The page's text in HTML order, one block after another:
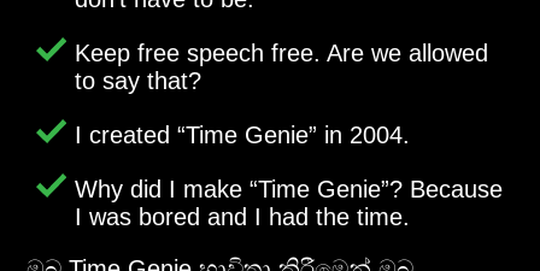
Keep free speech free. Are we allowed
to say that?
I created Time Genie in 2004.
Why did I make Time Genie ? Because
I was bored and I had the time.